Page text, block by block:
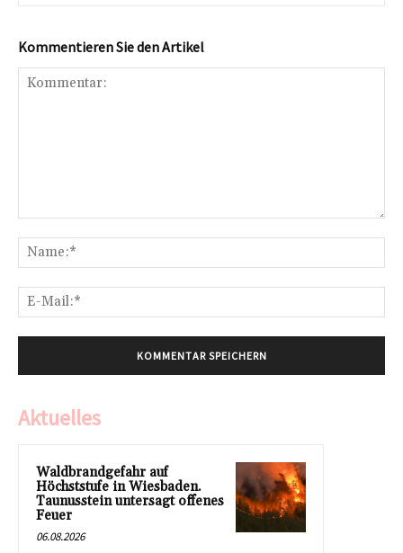
Kommentieren Sie den Artikel
Aktuelles
Waldbrandgefahr auf
Höchststufe in Wiesbaden.
Taunusstein untersagt offenes
Feuer
06.08.2026